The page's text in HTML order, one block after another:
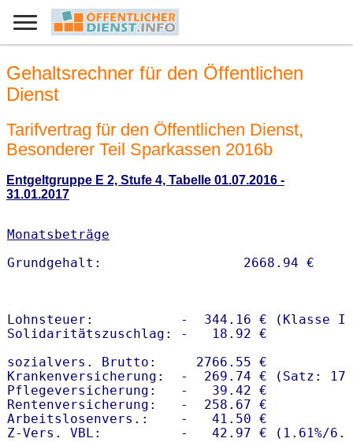
Gehaltsrechner für den Öffentlichen
Dienst
Tarifvertrag für den Öffentlichen Dienst,
Besonderer Teil Sparkassen 2016b
Entgeltgruppe E 2, Stufe 4, Tabelle 01.07.2016 -
31.01.2017
Monatsbeträge
Lohnsteuer:           -  344.16 € (Klasse I)
Solidaritätszuschlag: -   18.92 €
sozialvers. Brutto:     2766.55 €
Krankenversicherung:  -  269.74 € (Satz:
Pflegeversicherung:   -   39.42 €
Rentenversicherung:   -  258.67 €
Arbeitslosenvers.:    -   41.50 €
Z-Vers. VBL:          -   42.97 € ( 1.61%/